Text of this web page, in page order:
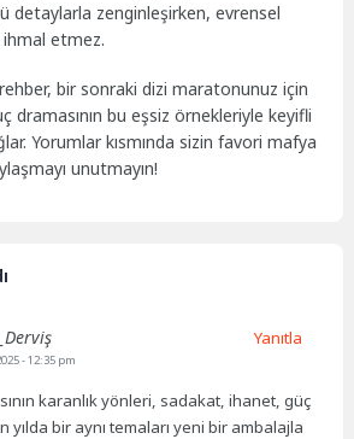
detaylarla zenginleşirken, evrensel
etmez.
bir sonraki dizi maratonunuz için
dramasının bu eşsiz örnekleriyle keyifli
Yorumlar kısmında sizin favori mafya
unutmayın!
- 12:35 pm
karanlık yönleri, sadakat, ihanet, güç
yılda bir aynı temaları yeni bir ambalajla
Yanıtla